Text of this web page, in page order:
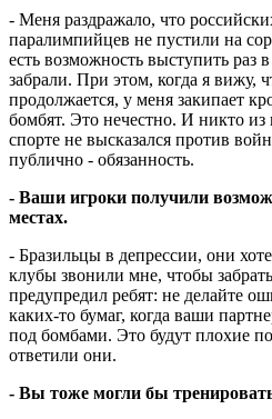
- Меня раздражало, что
паралимпийцев не пустили на
есть возможность выступить раз
забрали. При этом, когда я вижу,
продолжается, у меня закипает
бомбят. Это нечестно. И никто
спорте не высказался против
публично - обязанность.
- Ваши игроки получили
местах.
- Бразильцы в депрессии, они
клубы звонили мне, чтобы
предупредил ребят: не делайте
каких-то бумаг, когда ваши
под бомбами. Это будут плохие
ответили они.
- Вы тоже могли бы